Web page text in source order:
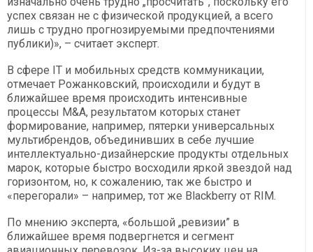
успех связан не с физической продукцией, а всего
лишь с трудно прогнозируемыми предпочтениями
публики)», – считает эксперт.
В сфере IT и мобильных средств коммуникации,
отмечает Рожанковский, происходили и будут в
ближайшее время происходить интенсивные
процессы M&A, результатом которых станет
формирование, например, пятерки универсальных
мультибрендов, объединивших в себе лучшие
интеллектуально-дизайнерские продукты отдельных
марок, которые быстро восходили яркой звездой над
горизонтом, но, к сожалению, так же быстро и
«перегорали» – например, тот же Blackberry от RIM.
По мнению эксперта, «большой „ревизии” в
ближайшее время подвергнется и сегмент